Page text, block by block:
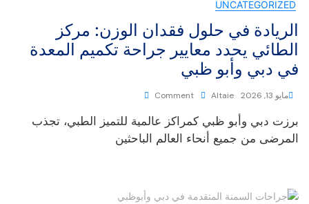
UNCATEGORIZED
الريادة في حلول فقدان الوزن: مركز
الطائي يحدد معايير جراحة تكميم المعدة
في دبي وأبو ظبي
مايو 13, 2026 Altaie
Comment
برزت دبي وأبو ظبي كمراكز عالمية للتميز الطبي، تجذب
المرضى من جميع أنحاء العالم الباحثين